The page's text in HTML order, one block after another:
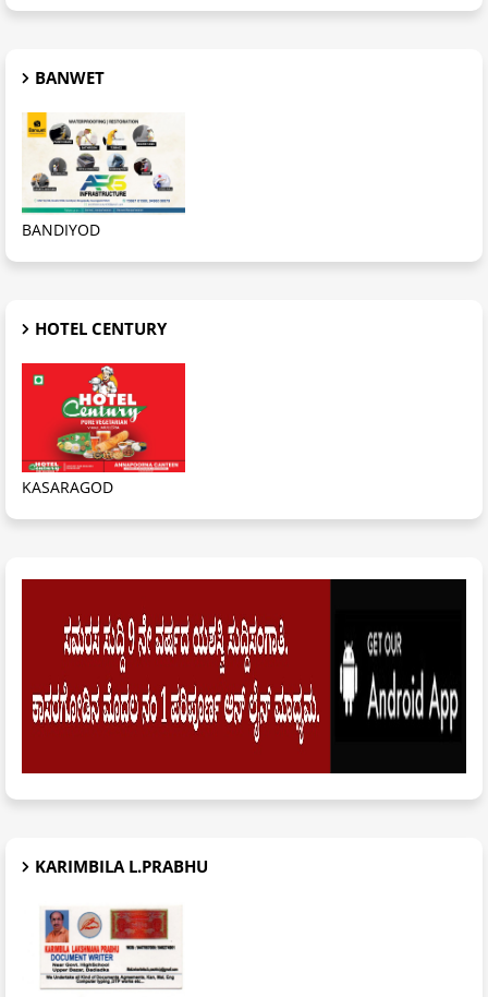
BANWET
BANDIYOD
HOTEL CENTURY
KASARAGOD
KARIMBILA L.PRABHU